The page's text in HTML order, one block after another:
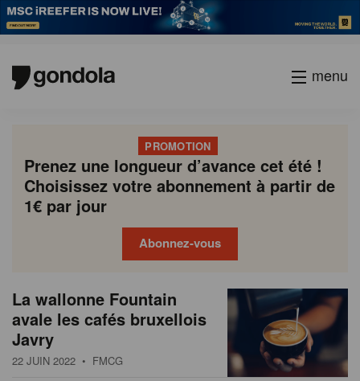
menu
PROMOTION
Prenez une longueur d’avance cet été !
Choisissez votre abonnement à partir de
1€ par jour
Abonnez-vous
N
e
w
La wallonne Fountain
avale les cafés bruxellois
Javry
22 JUIN 2022 • FMCG
P
a
g
i
Previous
page
Page
Page
Page
Page
Current
page
Page
Page
Page
Page
Next
page
academy
society